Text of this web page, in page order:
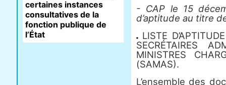
- CAP le 15
d’aptitude au titre
LISTE
SECRÉTAIRES
MINISTRES
(SAMAS).
L’ensemble des
certaines instances
consultatives de la
fonction publique de
l’État